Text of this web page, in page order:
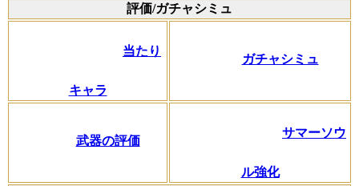
評価/ガチャシミュ
当たり
キャラ
ガチャシミュ
武器の評価
サマーソウ
ル強化